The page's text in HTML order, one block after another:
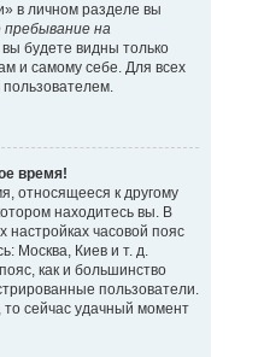
в личном разделе вы
на
вы будете видны только
и самому себе. Для всех
время!
относящееся к другому
находитесь вы. В
настройках часовой пояс
Москва, Киев и т. д.
как и большинство
пользователи.
сейчас удачный момент